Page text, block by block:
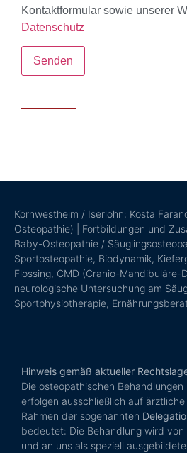
Kontaktformular sowie unserer
Datenschutz
Bitte lasse dieses Feld leer.
Kornwestheim / Iserlohn: Kosta
Osteopathie) | Fortbildungen und
Baby-Osteopathie /
Sportosteopathie, Biodynamik,
Flossing, CMD (Cranio-Mandibuläre-
neurologische Untersuchung am
Sportphysiotherapie,
Hinweis gemäß aktueller
Die osteopathischen Behandlungen
erfolgen ausschließlich auf
Rahmen der sogenannten
bedeutet: Die Behandlung wird
und an uns als speziell